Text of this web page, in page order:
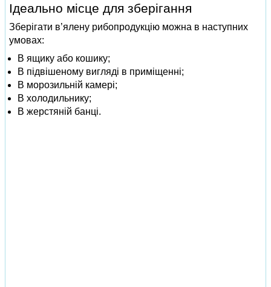
Ідеально місце для зберігання
Зберігати в’ялену рибопродукцію можна в наступних
умовах:
В ящику або кошику;
В підвішеному вигляді в приміщенні;
В морозильній камері;
В холодильнику;
В жерстяній банці.